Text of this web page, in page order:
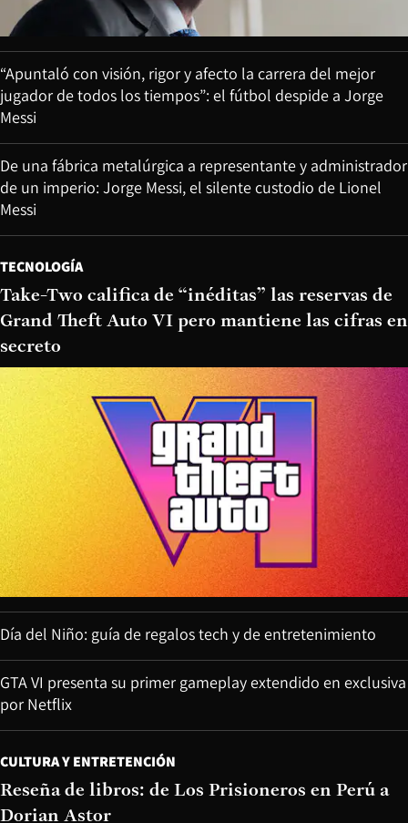
“Apuntaló con visión, rigor y afecto la carrera del mejor
jugador de todos los tiempos”: el fútbol despide a Jorge
Messi
De una fábrica metalúrgica a representante y administrador
de un imperio: Jorge Messi, el silente custodio de Lionel
Messi
TECNOLOGÍA
Take-Two califica de “inéditas” las reservas de
Grand Theft Auto VI pero mantiene las cifras en
secreto
Día del Niño: guía de regalos tech y de entretenimiento
GTA VI presenta su primer gameplay extendido en exclusiva
por Netflix
CULTURA Y ENTRETENCIÓN
Reseña de libros: de Los Prisioneros en Perú a
Dorian Astor